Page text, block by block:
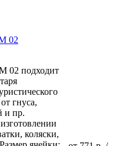
02
02 подходит
гнуса,
и пр.
коляски,